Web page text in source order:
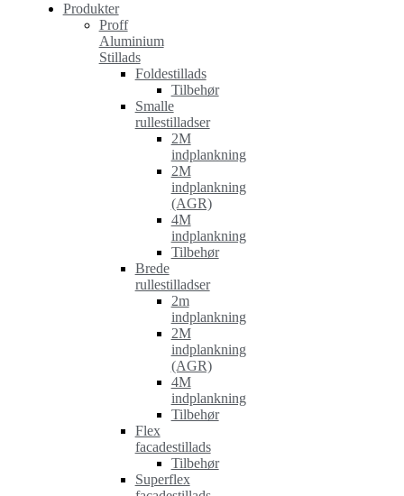
Produkter
Proff
Aluminium
Stillads
Foldestillads
Tilbehør
Smalle
rullestilladser
2M
indplankning
2M
indplankning
(AGR)
4M
indplankning
Tilbehør
Brede
rullestilladser
2m
indplankning
2M
indplankning
(AGR)
4M
indplankning
Tilbehør
Flex
facadestillads
Tilbehør
Superflex